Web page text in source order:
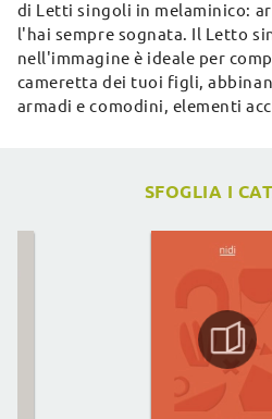
di Letti singoli in melaminico:
l'hai sempre sognata. Il Letto
nell'immagine è ideale per
cameretta dei tuoi figli,
armadi e comodini, elementi
SFOGLIA I